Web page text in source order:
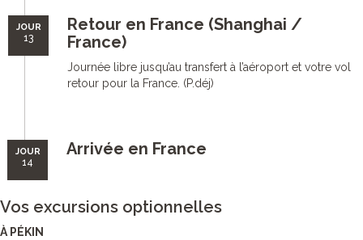
JOUR
13
Retour en France (Shanghai /
France)
Journée libre jusqu’au transfert à l’aéroport et votre vol
retour pour la France. (P.déj)
JOUR
14
Arrivée en France
Vos excursions optionnelles
À PÉKIN